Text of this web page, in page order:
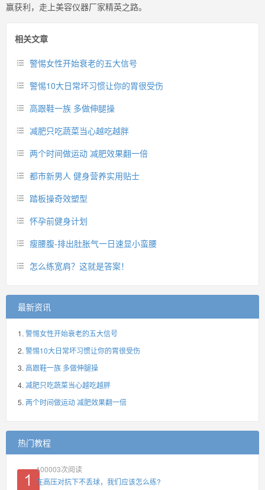
赢获利，走上美容仪器厂家精英之路。
相关文章
警惕女性开始衰老的五大信号
警惕10大日常坏习惯让你的胃很受伤
高跟鞋一族 多做伸腿操
减肥只吃蔬菜当心越吃越胖
两个时间做运动 减肥效果翻一倍
都市新男人 健身营养实用贴士
踏板操奇效塑型
怀孕前健身计划
瘦腰腹-排出肚胀气一日速显小蛮腰
怎么练宽肩？这就是答案！
最新资讯
警惕女性开始衰老的五大信号
警惕10大日常坏习惯让你的胃很受伤
高跟鞋一族 多做伸腿操
减肥只吃蔬菜当心越吃越胖
两个时间做运动 减肥效果翻一倍
热门教程
100003次阅读
在高压对抗下不丢球，我们应该怎么练?